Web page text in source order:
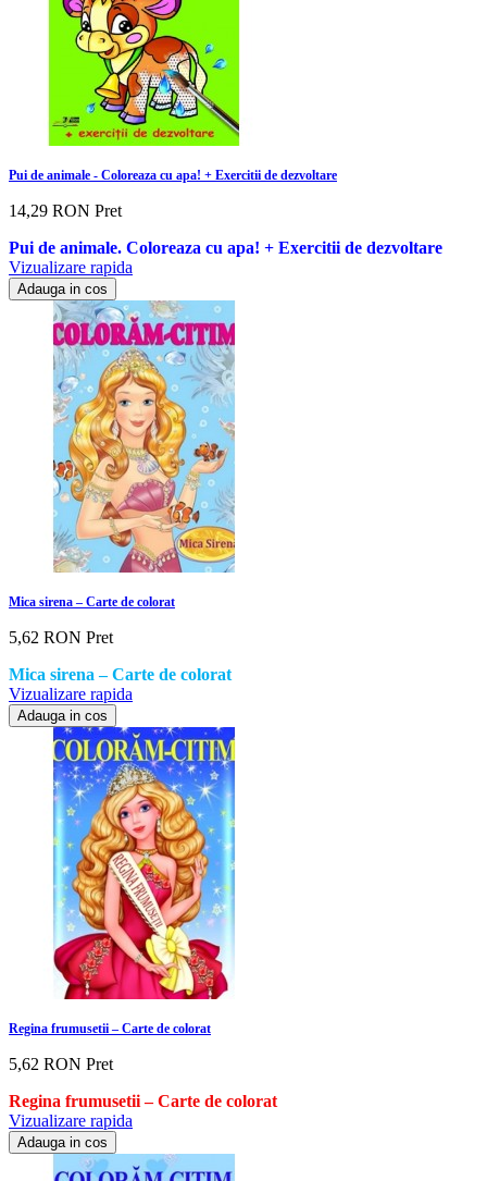
Pui de animale - Coloreaza cu apa! + Exercitii de dezvoltare
14,29 RON Pret
Pui de animale. Coloreaza cu apa! + Exercitii de dezvoltare
Vizualizare rapida
Adauga in cos
Mica sirena – Carte de colorat
5,62 RON Pret
Mica sirena – Carte de colorat
Vizualizare rapida
Adauga in cos
Regina frumusetii – Carte de colorat
5,62 RON Pret
Regina frumusetii – Carte de colorat
Vizualizare rapida
Adauga in cos